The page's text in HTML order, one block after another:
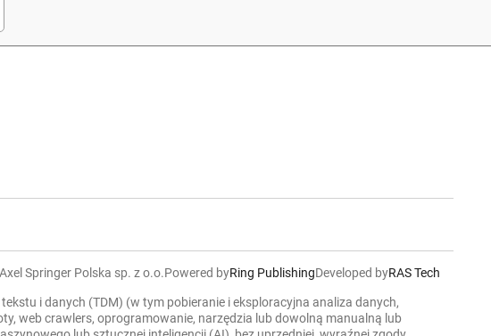
Springer Polska sp. z o.o.Powered byRing PublishingDeveloped byRAS Tech
i danych (TDM) (w tym pobieranie i eksploracyjna analiza danych,
web crawlers, oprogramowanie, narzędzia lub dowolną manualną lub